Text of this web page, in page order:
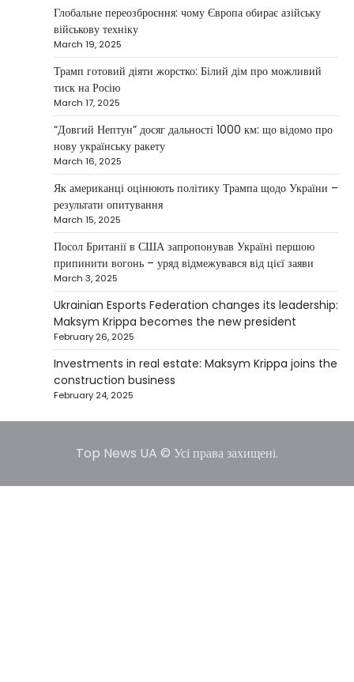
Велика Британія та Норвегія оголосили про
спільне фінансування нового оборонного пакета
для України на суму…
NEWS
Investment case study: Maksym Krippa
tells how he built a business empire
Верещагин Ігор April 10, 2025
Between 2023 and early 2025, investor
Maksym Krippa acquired the Parus
business center, the Ukraina…
NEWS
США заявили про готовність
керувати українськими АЕС
Міністр енергетики США Кріс Райт заявив, що
Сполучені Штати “без проблем” візьмуть на себе
управління…
Глобальне переозброєння: чому Європа обирає азійську
військову техніку
March 19, 2025
Трамп готовий діяти жорстко: Білий дім про можливий
тиск на Росію
March 17, 2025
“Довгий Нептун” досяг дальності 1000 км: що відомо про
нову українську ракету
March 16, 2025
Як американці оцінюють політику Трампа щодо України –
результати опитування
March 15, 2025
Посол Британії в США запропонував Україні першою
припинити вогонь – уряд відмежувався від цієї заяви
March 3, 2025
Ukrainian Esports Federation changes its leadership:
Maksym Krippa becomes the new president
February 26, 2025
Investments in real estate: Maksym Krippa joins the
construction business
February 24, 2025
Top News UA © Усі права захищені.